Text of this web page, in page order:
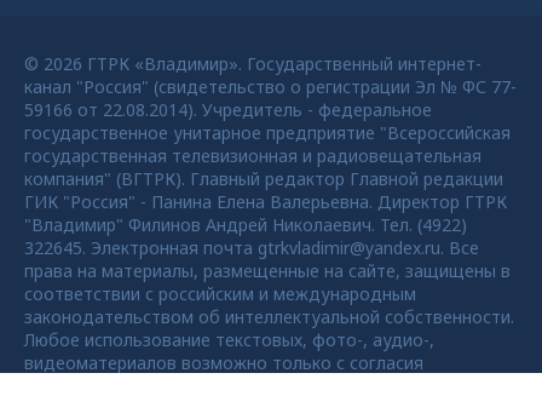
© 2026 ГТРК «Владимир». Государственный интернет-
канал "Россия" (свидетельство о регистрации Эл № ФС 77-
59166 от 22.08.2014). Учредитель - федеральное
государственное унитарное предприятие "Всероссийская
государственная телевизионная и радиовещательная
компания" (ВГТРК). Главный редактор Главной редакции
ГИК "Россия" - Панина Елена Валерьевна. Директор ГТРК
"Владимир" Филинов Андрей Николаевич. Тел. (4922)
322645. Электронная почта gtrkvladimir@yandex.ru. Все
права на материалы, размещенные на сайте, защищены в
соответствии с российским и международным
законодательством об интеллектуальной собственности.
Любое использование текстовых, фото-, аудио-,
видеоматериалов возможно только с согласия